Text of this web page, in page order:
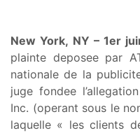
New York, NY – 1er
plainte deposee par
nationale de la
juge fondee
Inc. (operant sous le
laquelle « les clients